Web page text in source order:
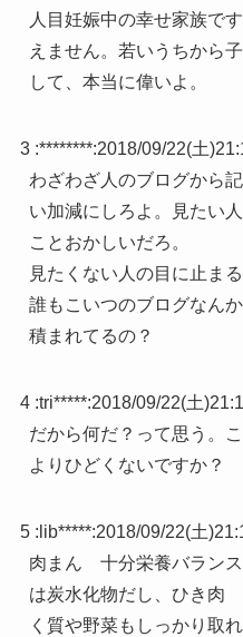
人目妊娠中の幸せ家族で
えません。若いうちから
して、本当に偉いよ。
3 :********:2018/09/22(土
わざわざ人のブログから
い加減にしろよ。見たい
ことおかしいだろ。
見たくない人の目に止ま
誰もこいつのブログなん
積まれてるの？
4 :tri*****:2018/09/22(土
だから何だ？って思う。
よりひどくないですか？
5 : lib*****:2018/09/22(土
肉まん 十分栄養バラン
は炭水化物だし、ひき
く質や野菜もしっかり取